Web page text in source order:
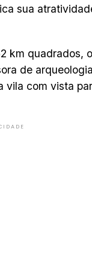
sua
km quadrados,
de
vila com vista